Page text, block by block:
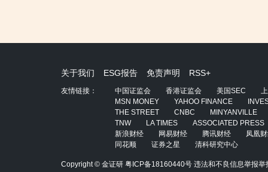
关于我们 ESG报告 免责声明 RSS+
友情链接： 中国证监会 香港证监会 美国SEC
MSN MONEY
YAHOO FINANCE
THE STREET
CNBC
MINYANVILLE
TNW
LA TIMES
ASSOCIATED PRESS
新浪财经
网易财经 腾讯财经
凤凰
同花顺
证券之星 清科研究中心
Copyright © 金证研 粤ICP备18160440号 违法和不良信息举报